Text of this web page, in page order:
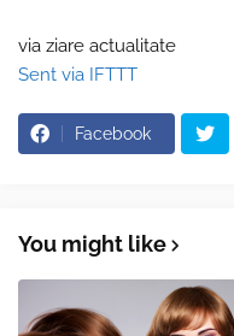
via ziare actualitate
Sent via IFTTT
Facebook
You might like